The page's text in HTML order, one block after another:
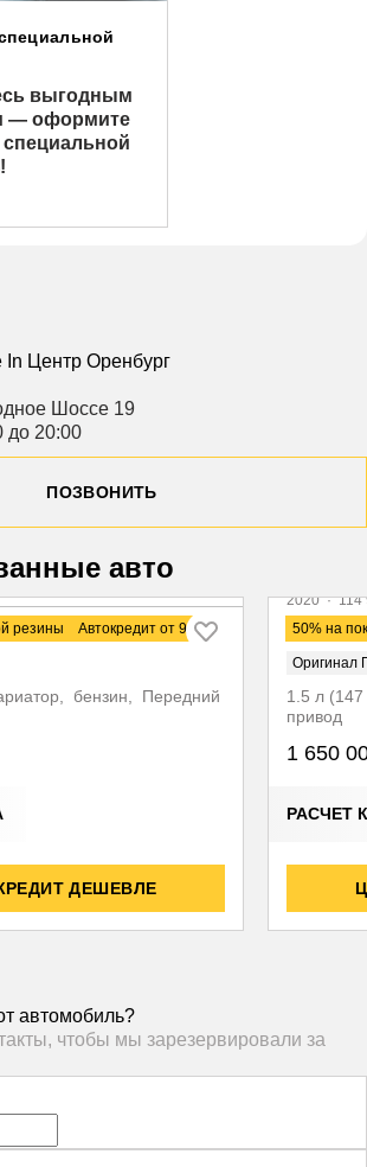
выгодным
— оформите
специальной
In Центр Оренбург
Шоссе 19
до 20:00
ПОЗВОНИТЬ
авто
резины Автокредит от 9,9%
бензин, Передний
ДЕШЕВЛЕ
50% на
2020·114
Chery
Оригинал
1.5 л
привод
1 650
РАСЧЕТ
автомобиль?
чтобы мы зарезервировали за